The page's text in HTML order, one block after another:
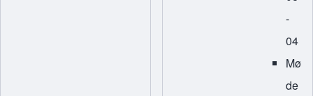
-
04
Mø
de